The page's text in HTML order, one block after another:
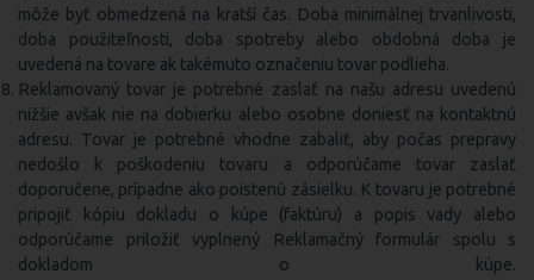
môže byť obmedzená na kratší čas. Doba minimálnej trvanlivosti,
doba použiteľnosti, doba spotreby alebo obdobná doba je
uvedená na tovare ak takémuto označeniu tovar podlieha.
Reklamovaný tovar je potrebné zaslať na našu adresu uvedenú
nižšie avšak nie na dobierku alebo osobne doniesť na kontaktnú
adresu. Tovar je potrebné vhodne zabaliť, aby počas prepravy
nedošlo k poškodeniu tovaru a odporúčame tovar zaslať
doporučene, prípadne ako poistenú zásielku. K tovaru je potrebné
pripojiť kópiu dokladu o kúpe (faktúru) a popis vady alebo
odporúčame priložiť vyplnený Reklamačný formulár spolu s
dokladom o kúpe.